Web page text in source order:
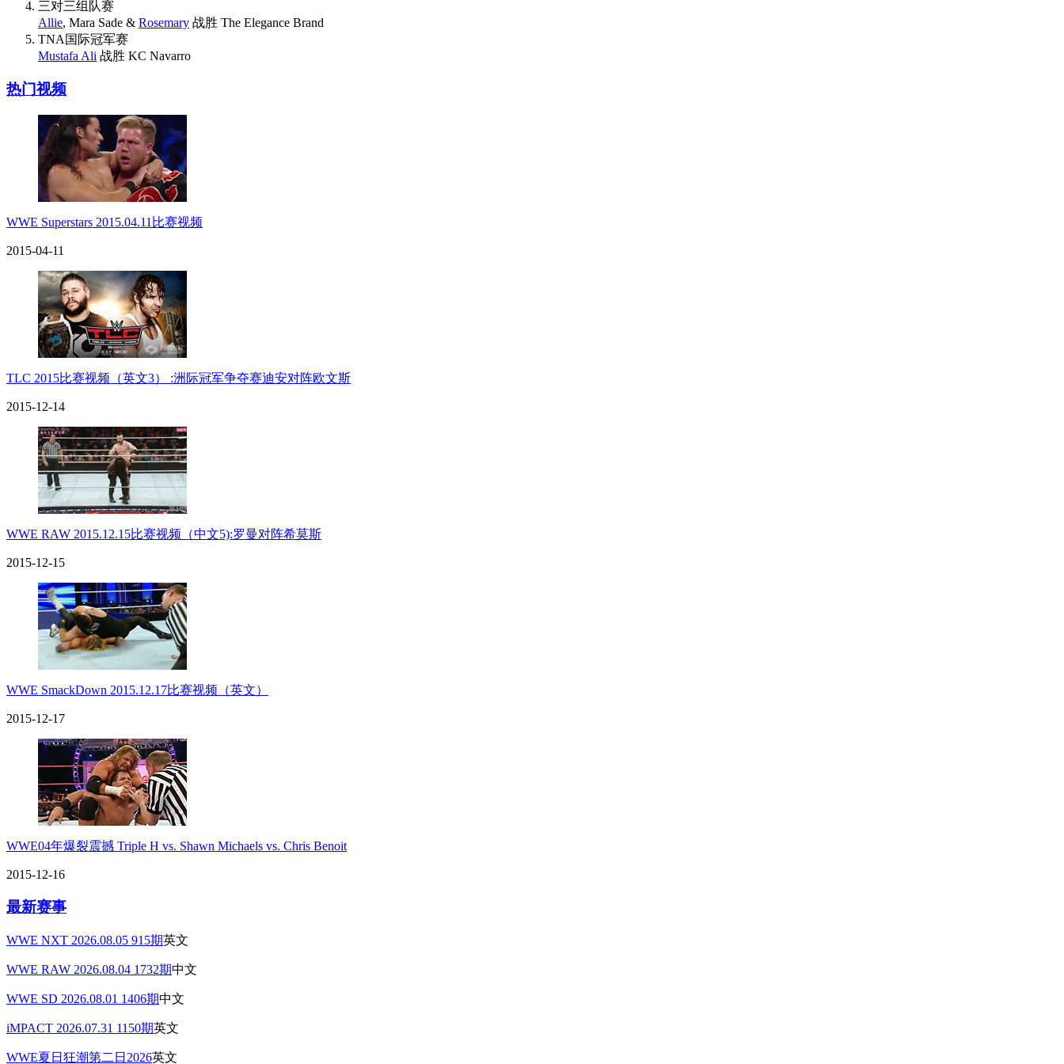
三对三组队赛
Allie, Mara Sade & Rosemary 战胜 The Elegance Brand
TNA国际冠军赛
Mustafa Ali 战胜 KC Navarro
热门视频
WWE Superstars 2015.04.11比赛视频
2015-04-11
TLC 2015比赛视频（英文3） :洲际冠军争夺赛迪安对阵欧文斯
2015-12-14
WWE RAW 2015.12.15比赛视频（中文5):罗曼对阵希莫斯
2015-12-15
WWE SmackDown 2015.12.17比赛视频（英文）
2015-12-17
WWE04年爆裂震撼 Triple H vs. Shawn Michaels vs. Chris Benoit
2015-12-16
最新赛事
WWE NXT 2026.08.05 915期英文
WWE RAW 2026.08.04 1732期中文
WWE SD 2026.08.01 1406期中文
iMPACT 2026.07.31 1150期英文
WWE夏日狂潮第二日2026英文